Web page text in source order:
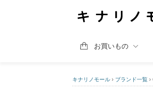
お買いもの
キナリノモール › ブランド一覧 ›